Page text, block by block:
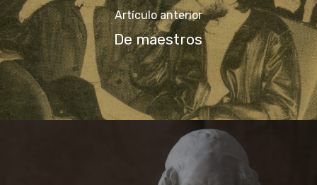
Artículo anterior
De maestros